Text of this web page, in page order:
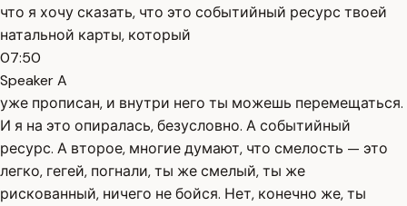
что я хочу сказать, что это событийный ресурс твоей
натальной карты, который
07:50
Speaker A
уже прописан, и внутри него ты можешь перемещаться.
И я на это опиралась, безусловно. А событийный
ресурс. А второе, многие думают, что смелость — это
легко, гегей, погнали, ты же смелый, ты же
рискованный, ничего не бойся. Нет, конечно же, ты